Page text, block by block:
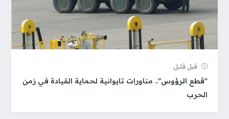
قبل قلیل
​"قطع الرؤوس".. مناورات تايوانية لحماية القيادة في زمن
الحرب